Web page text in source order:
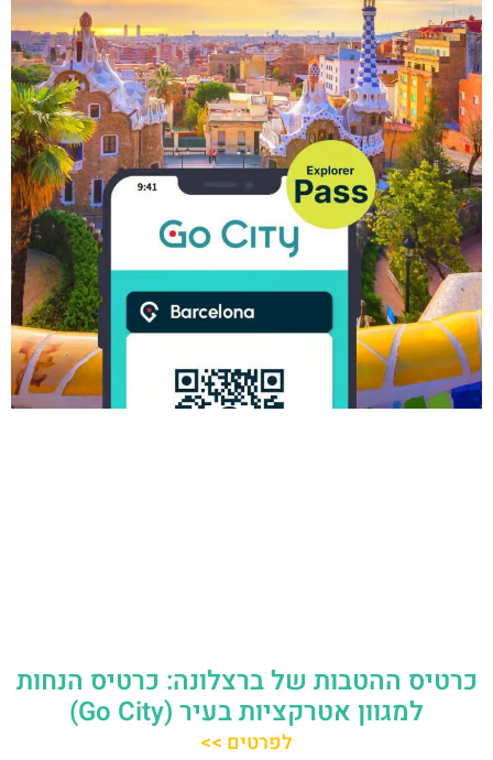
כרטיס ההטבות של ברצלונה: כרטיס הנחות
למגוון אטרקציות בעיר (Go City)
לפרטים >>